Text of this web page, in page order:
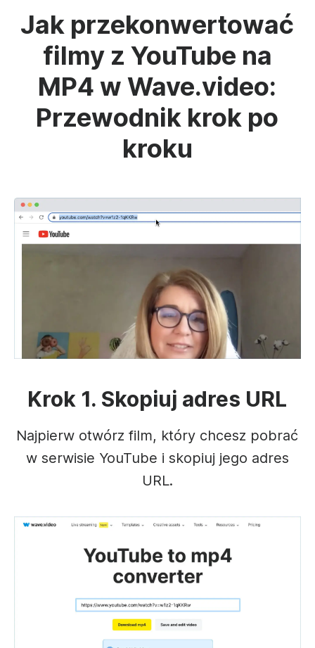
Jak przekonwertować
filmy z YouTube na
MP4 w Wave.video:
Przewodnik krok po
kroku
Krok 1. Skopiuj adres URL
Najpierw otwórz film, który chcesz pobrać
w serwisie YouTube i skopiuj jego adres
URL.